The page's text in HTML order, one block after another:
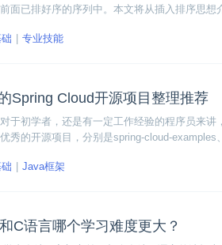
面已排好序的序列中。本文将从插入排序思
专业技能
Spring Cloud开源项目整理推荐
于初学者，还是有一定工作经验的程序员来
秀的开源项目，分别是spring-cloud-
Java框架
C语言哪个学习难度更大？